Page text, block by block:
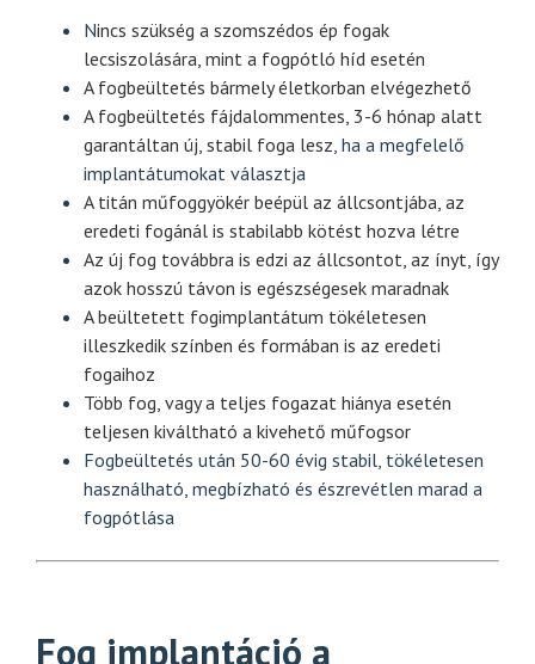
Nincs szükség a szomszédos ép fogak
lecsiszolására, mint a fogpótló híd esetén
A fogbeültetés bármely életkorban elvégezhető
A fogbeültetés fájdalommentes, 3-6 hónap alatt
garantáltan új, stabil foga lesz , ha a megfelelő
implantátumokat választja
A titán műfoggyökér beépül az állcsontjába, az
eredeti fogánál is stabilabb kötést hozva létre
Az új fog továbbra is edzi az állcsontot, az ínyt, így
azok hosszú távon is egészségesek maradnak
A beültetett fogimplantátum tökéletesen
illeszkedik színben és formában is az eredeti
fogaihoz
Több fog, vagy a teljes fogazat hiánya esetén
teljesen kiváltható a kivehető műfogsor
Fogbeültetés után 50-60 évig stabil, tökéletesen
használható, megbízható és észrevétlen marad a
fogpótlása
Fog implantáció a